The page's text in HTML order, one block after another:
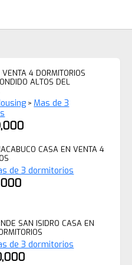
4 DORMITORIOS
ALTOS DEL
>Mas de 3
CASA EN VENTA 4
de 3 dormitorios
SAN ISIDRO CASA EN
de 3 dormitorios